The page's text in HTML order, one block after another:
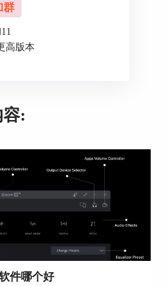
3D的“夜间模式”，就
音量，保持整场电影的音
样适合其他需要安静的场
夜间模式
群
高版本
:
件哪个好